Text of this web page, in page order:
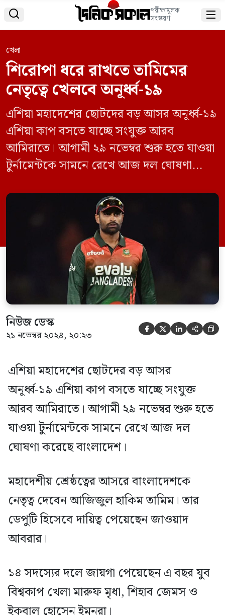
 পরীক্ষামূলক
সংস্করণ 
খেলা
শিরোপা ধরে রাখতে তামিমের
নেতৃত্বে খেলবে অনূর্ধ্ব-১৯
এশিয়া মহাদেশের ছোটদের বড় আসর অনূর্ধ্ব-১৯
এশিয়া কাপ বসতে যাচ্ছে সংযুক্ত আরব
আমিরাতে। আগামী ২৯ নভেম্বর শুরু হতে যাওয়া
টুর্নামেন্টকে সামনে রেখে আজ দল ঘোষণা
বাংলাদেশকে নেতৃত্ব দেবেন আজিজুল হাকিম
তামিম। তার ডেপুটি হিসেবে দায়িত্ব পেয়েছেন
জাওয়াদ আবরার। ১৪ সদস্যের দলে জায়গা
পেয়েছেন এ বছর যুব বিশ্বকাপ খেলা মারুফ মৃধা,
নিউজ ডেস্ক
২১ নভেম্বর ২০২৪, ২০:২৩     
এশিয়া মহাদেশের ছোটদের বড় আসর
অনূর্ধ্ব-১৯ এশিয়া কাপ বসতে যাচ্ছে সংযুক্ত
আরব আমিরাতে। আগামী ২৯ নভেম্বর শুরু হতে
যাওয়া টুর্নামেন্টকে সামনে রেখে আজ দল
ঘোষণা করেছে বাংলাদেশ।
মহাদেশীয় শ্রেষ্ঠত্বের আসরে বাংলাদেশকে
নেতৃত্ব দেবেন আজিজুল হাকিম তামিম। তার
ডেপুটি হিসেবে দায়িত্ব পেয়েছেন জাওয়াদ
আবরার।
১৪ সদস্যের দলে জায়গা পেয়েছেন এ বছর যুব
বিশ্বকাপ খেলা মারুফ মৃধা, শিহাব জেমস ও